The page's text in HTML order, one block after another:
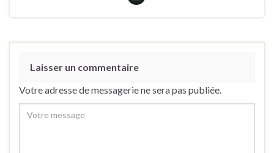
Laisser un commentaire
Votre adresse de messagerie ne sera pas publiée.